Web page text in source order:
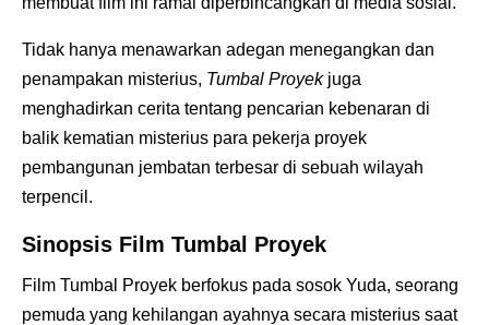
Tidak hanya menawarkan adegan menegangkan dan
penampakan misterius, Tumbal Proyekjuga
menghadirkan cerita tentang pencarian kebenaran di
balik kematian misterius para pekerja proyek
pembangunan jembatan terbesar di sebuah wilayah
terpencil.
Sinopsis Film Tumbal Proyek
Film Tumbal Proyek berfokus pada sosok Yuda, seorang
pemuda yang kehilangan ayahnya secara misterius saat